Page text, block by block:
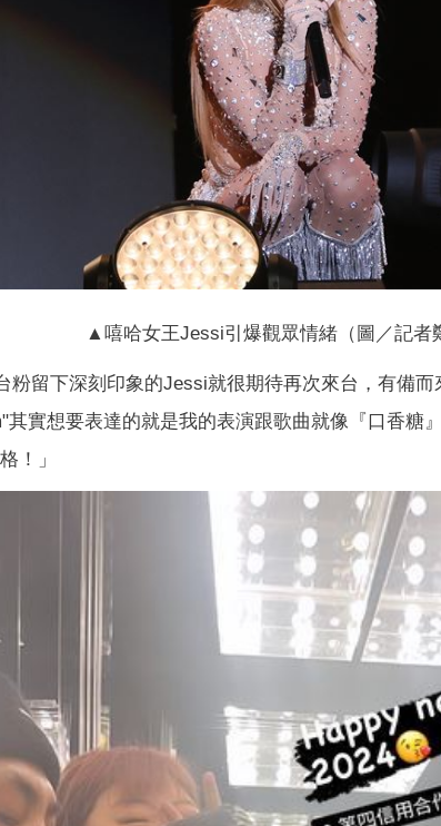
▲嘻哈女王Jessi引爆觀眾情緒（圖／記者
粉留下深刻印象的Jessi就很期待再次來台，有備而
其實想要表達的就是我的表演跟歌曲就像『口香糖
！」